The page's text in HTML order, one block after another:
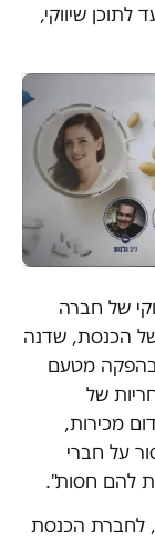
לתוכן שיווקי,
של חברה
הכנסת, שדנה
בהפקה מטעם
של
מכירות,
על חברי
להם חסות".
לחברת הכנסת